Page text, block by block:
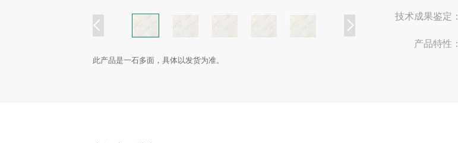
此产品是一石多面，具体以发货为准。
技术成果鉴定：
产品特性：